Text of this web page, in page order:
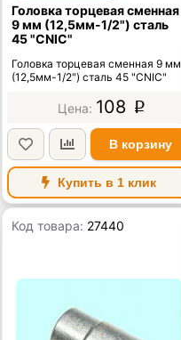
Головка торцевая сменная
9 мм (12,5мм-1/2") сталь
45 "CNIC"
Головка торцевая сменная 9 мм
(12,5мм-1/2") сталь 45 "CNIC"
108 p
В корзину
Купить в 1 клик
Код товара: 27440